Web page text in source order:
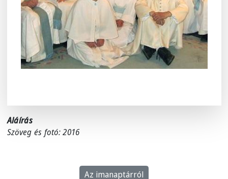
Aláírás
Szöveg és fotó: 2016
Az imanaptárról